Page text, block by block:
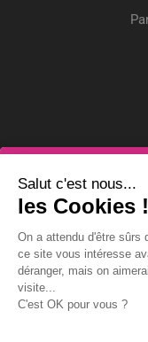
Recevez
questions/réponses
Adresse Email*
Salut c'est nous...
les Cookies !
On a attendu d'être sûrs
ce site vous intéresse
déranger, mais on
visite...
C'est OK pour vous ?